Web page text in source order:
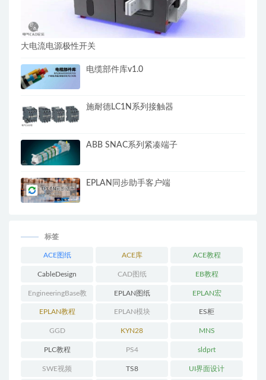
大电流电源极性开关
电缆部件库v1.0
施耐德LC1N系列接触器
ABB SNAC系列紧凑端子
EPLAN同步助手客户端
标签
ACE图纸 ACE库 ACE教程
CableDesign CAD图纸 EB教程
EngineeringBase教
程
EPLAN图纸 EPLAN宏
EPLAN教程 EPLAN模块 ES柜
GGD KYN28 MNS
PLC教程 PS4 sldprt
SWE视频 TS8 UI界面设计